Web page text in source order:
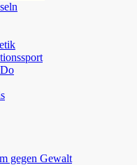
gegen Gewalt